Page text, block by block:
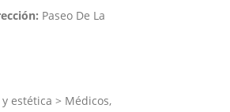
Paseo De La
estética > Médicos,